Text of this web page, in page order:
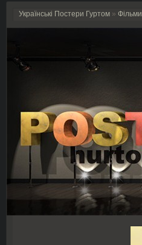
Українські Постери Гуртом » Фільми